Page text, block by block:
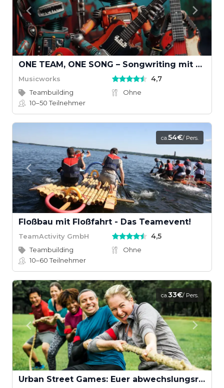
ONE TEAM, ONE SONG – Songwriting mit KI und echten Instrumenten
Musicworks 4,7
Teambuilding
Ohne
10–50Teilnehmer
ca.54€/ Pers.
Floßbau mit Floßfahrt - Das Teamevent!
TeamActivity GmbH 4,5
Teambuilding
Ohne
10–60Teilnehmer
ca.33€/ Pers.
Urban Street Games: Euer abwechslungsreiches Teamevent